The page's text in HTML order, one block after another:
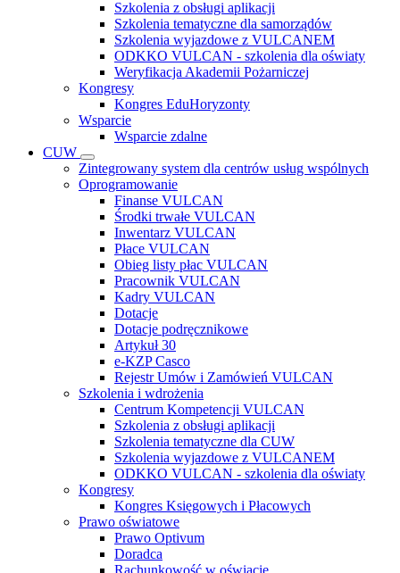
Szkolenia z obsługi aplikacji
Szkolenia tematyczne dla samorządów
Szkolenia wyjazdowe z VULCANEM
ODKKO VULCAN - szkolenia dla oświaty
Weryfikacja Akademii Pożarniczej
Kongresy
Kongres EduHoryzonty
Wsparcie
Wsparcie zdalne
CUW
Zintegrowany system dla centrów usług wspólnych
Oprogramowanie
Finanse VULCAN
Środki trwałe VULCAN
Inwentarz VULCAN
Płace VULCAN
Obieg listy płac VULCAN
Pracownik VULCAN
Kadry VULCAN
Dotacje
Dotacje podręcznikowe
Artykuł 30
e-KZP Casco
Rejestr Umów i Zamówień VULCAN
Szkolenia i wdrożenia
Centrum Kompetencji VULCAN
Szkolenia z obsługi aplikacji
Szkolenia tematyczne dla CUW
Szkolenia wyjazdowe z VULCANEM
ODKKO VULCAN - szkolenia dla oświaty
Kongresy
Kongres Księgowych i Płacowych
Prawo oświatowe
Prawo Optivum
Doradca
Rachunkowość w oświacie